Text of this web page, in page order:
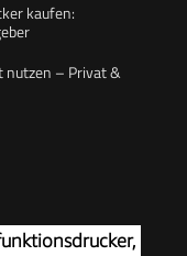
kaufen:
nutzen – Privat &